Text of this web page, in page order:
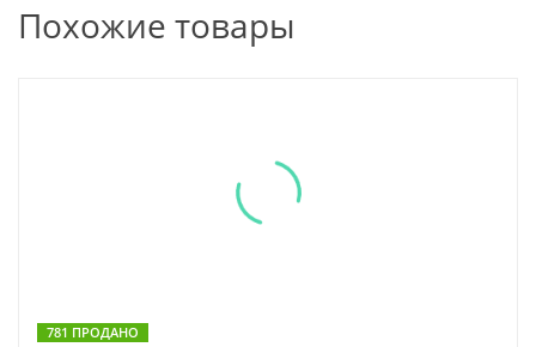
Похожие товары
781 ПРОДАНО